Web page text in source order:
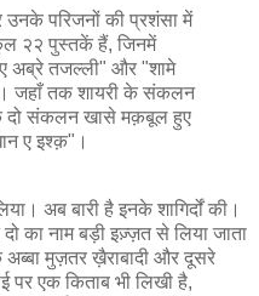
उनके परिजनों की प्रशंसा में
२२ पुस्तकें हैं, जिनमें
अब्रे तजल्ली" और "शामे
जहाँ तक शायरी के संकलन
दो संकलन खासे मक़बूल हुए
ए इश्क़"।
अब बारी है इनके शागिर्दों की।
का नाम बड़ी इज़्ज़त से लिया जाता
मुज़तर ख़ैराबादी और दूसरे
पर एक किताब भी लिखी है,